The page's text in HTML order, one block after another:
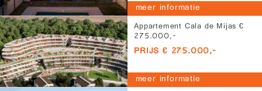
meer informatie
Appartement Cala de Mijas €
275.000,-
PRIJS € 275.000,-
meer informatie